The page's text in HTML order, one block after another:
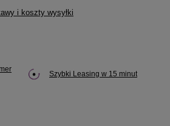
i koszty wysyłki
Szybki Leasing w 15 minut